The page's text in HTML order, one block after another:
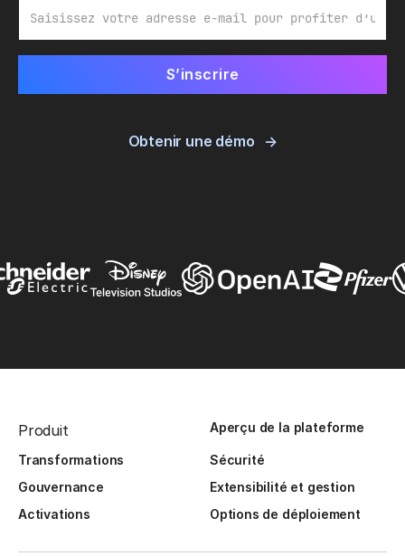
Obtenir une démo
Produit Aperçu de la plateforme
Transformations
Sécurité
Gouvernance
Extensibilité et gestion
Activations
Options de déploiement